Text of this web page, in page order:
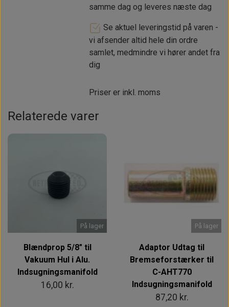
samme dag og leveres næste dag
Se aktuel leveringstid på varen -
vi afsender altid hele din ordre
samlet, medmindre vi hører andet fra
dig
Priser er inkl. moms
Relaterede varer
På lager
Blændprop 5/8" til
Vakuum Hul i Alu.
Indsugningsmanifold
16,00 kr.
På lager
Adaptor Udtag til
Bremseforstærker til
C-AHT770
Indsugningsmanifold
87,20 kr.